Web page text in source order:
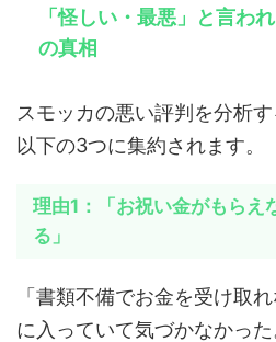
「怪しい・最悪」と言わ
の真相
スモッカの悪い評判を分析
以下の3つに集約されます。
理由1：「お祝い金がもらえ
る」
「書類不備でお金を受け取
に入っていて気づかなかっ